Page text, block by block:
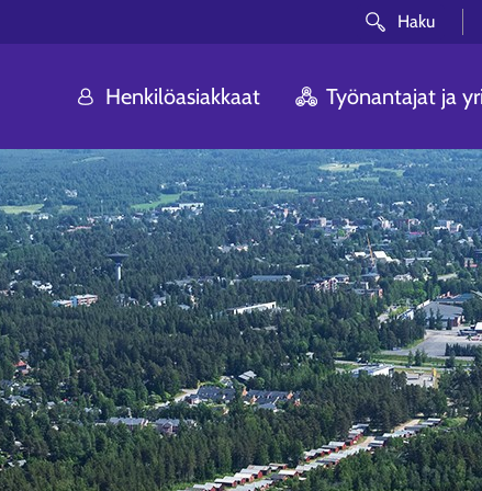
Haku
Henkilöasiakkaat Työnantajat ja